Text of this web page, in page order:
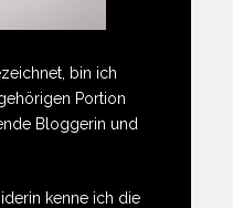
bin ich
Portion
Bloggerin und
kenne ich die